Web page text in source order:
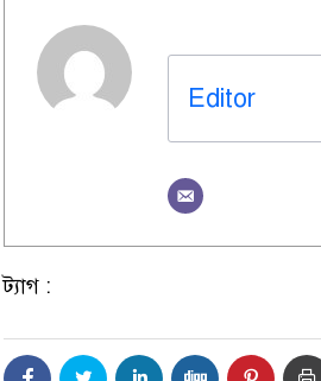
Editor
ট্যাগ :